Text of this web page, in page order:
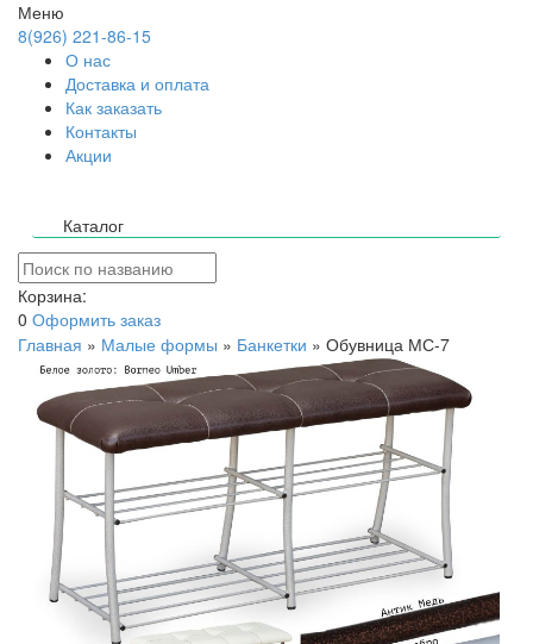
Меню
8(926) 221-86-15
О нас
Доставка и оплата
Как заказать
Контакты
Акции
Каталог
Корзина:
0 Оформить заказ
Главная » Малые формы » Банкетки » Обувница МС-7